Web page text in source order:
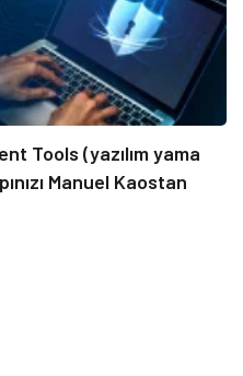
Tools (yazılım yama
Manuel Kaostan